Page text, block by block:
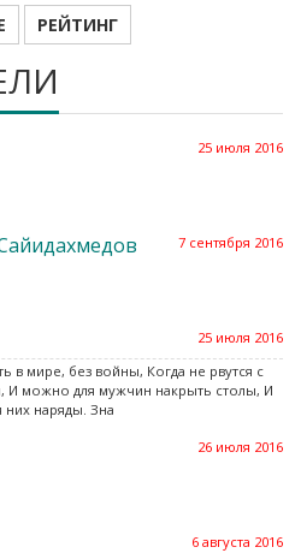
РЕЙТИНГ
25 июля 2016
7 сентября 2016
25 июля 2016
в мире, без войны, Когда не рвутся с
И можно для мужчин накрыть столы, И
них наряды. Зна
26 июля 2016
6 августа 2016